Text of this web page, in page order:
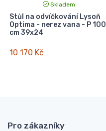
Skladem
Stůl na odvíčkování Lysoň
Optima - nerez vana - P 100
cm 39x24
10 170 Kč
Pro zákazníky